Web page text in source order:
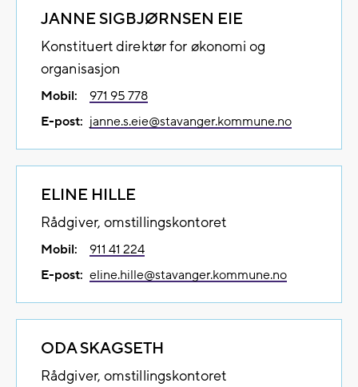
JANNE SIGBJØRNSEN EIE
Konstituert direktør for økonomi og
organisasjon
Mobil:
971 95 778
E-post: janne.s.eie@​stavanger.kommune.no
ELINE HILLE
Rådgiver, omstillingskontoret
Mobil:
911 41 224
E-post: eline.hille@​stavanger.kommune.no
ODA SKAGSETH
Rådgiver, omstillingskontoret